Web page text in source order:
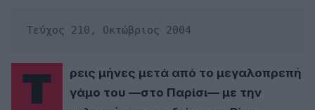
Τεύχος 210, Οκτώβριος 2004
Τρεις μήνες μετά από το μεγαλοπρεπή
γάμο του —στο Παρίσι— με την